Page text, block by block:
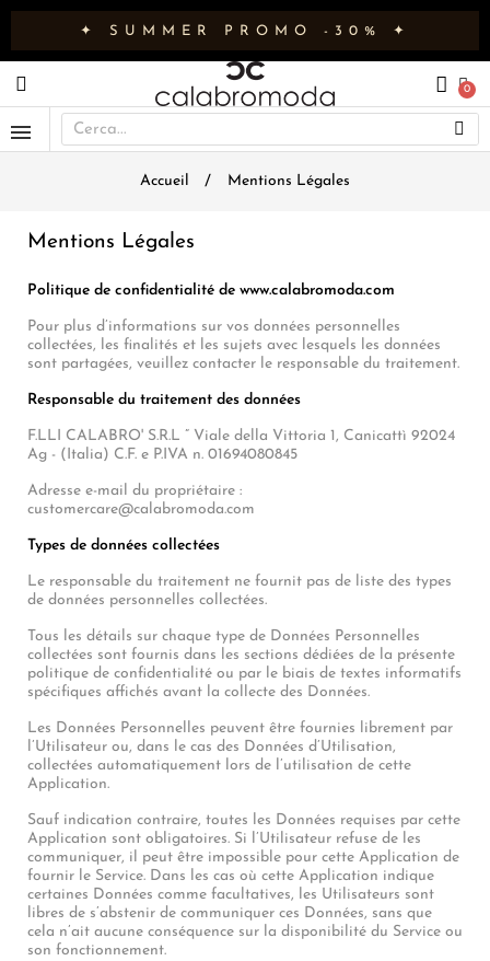
✦ SUMMER PROMO -30% ✦
Accueil Mentions Légales
Mentions Légales
Politique de confidentialité de www.calabromoda.com
Pour plus d’informations sur vos données personnelles
collectées, les finalités et les sujets avec lesquels les données
sont partagées, veuillez contacter le responsable du traitement.
Responsable du traitement des données
F.LLI CALABRO' S.R.L ” Viale della Vittoria 1, Canicattì 92024
Ag - (Italia) C.F. e P.IVA n. 01694080845
Adresse e-mail du propriétaire :
customercare@calabromoda.com
Types de données collectées
Le responsable du traitement ne fournit pas de liste des types
de données personnelles collectées.
Tous les détails sur chaque type de Données Personnelles
collectées sont fournis dans les sections dédiées de la présente
politique de confidentialité ou par le biais de textes informatifs
spécifiques affichés avant la collecte des Données.
Les Données Personnelles peuvent être fournies librement par
l’Utilisateur ou, dans le cas des Données d’Utilisation,
collectées automatiquement lors de l’utilisation de cette
Application.
Sauf indication contraire, toutes les Données requises par cette
Application sont obligatoires. Si l’Utilisateur refuse de les
communiquer, il peut être impossible pour cette Application de
fournir le Service. Dans les cas où cette Application indique
certaines Données comme facultatives, les Utilisateurs sont
libres de s’abstenir de communiquer ces Données, sans que
cela n’ait aucune conséquence sur la disponibilité du Service ou
son fonctionnement.